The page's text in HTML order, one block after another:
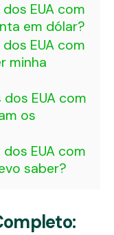
EUA com
em dólar?
EUA com
minha
EUA com
os
EUA com
saber?